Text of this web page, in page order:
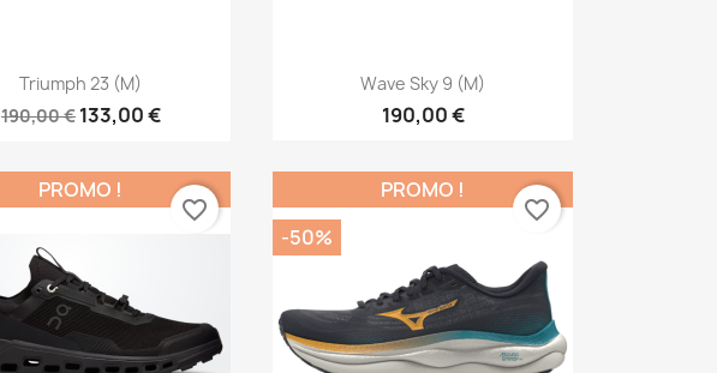
Aperçu rapide
Triumph 23 (M)
190,00 € 133,00 €
Aperçu rapide
Wave Sky 9 (M)
190,00 €
PROMO !
favorite_border
PROMO !
-50%
favorite_border